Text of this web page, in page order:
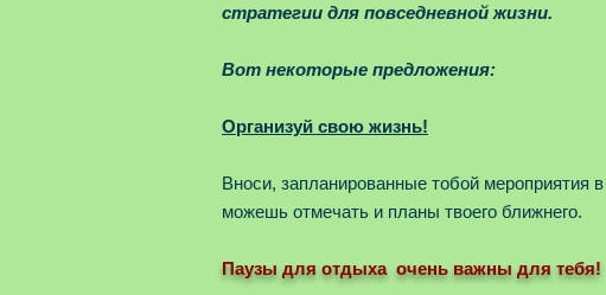
стратегии для повседневной жизни.
Вот некоторые предложения:
Организуй свою жизнь!
Вноси, запланированные тобой мероприятия
можешь отмечать и планы твоего ближнего.
Паузы для отдыха очень важны для тебя!